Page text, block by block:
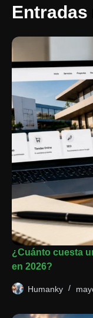
¿Cuánto cuesta
en 2026?
Humanky